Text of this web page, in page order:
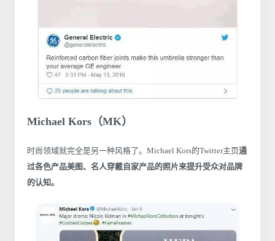
Michael Kors（MK）
时尚领域就完全是另一种风格了。Michael Kors的Twitter主页通
过各色产品美图、名人穿戴自家产品的照片来提升受众对品牌
的认知。